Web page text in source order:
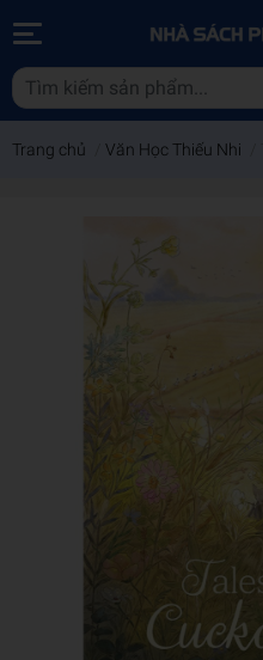
Trang chủ Văn Học Thiếu Nhi